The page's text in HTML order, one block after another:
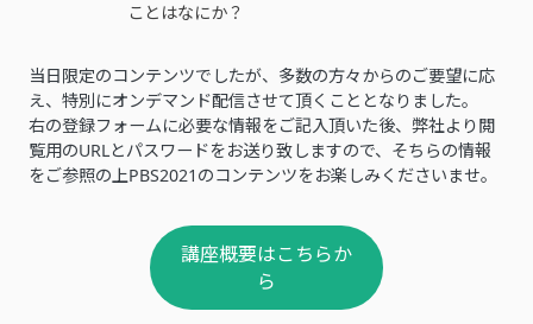
ことはなにか？
当日限定のコンテンツでしたが、多数の方々からのご要望に応
え、特別にオンデマンド配信させて頂くこととなりました。
右の登録フォームに必要な情報をご記入頂いた後、弊社より閲
覧用のURLとパスワードをお送り致しますので、そちらの情報
をご参照の上PBS2021のコンテンツをお楽しみくださいませ。
講座概要はこちらか
ら